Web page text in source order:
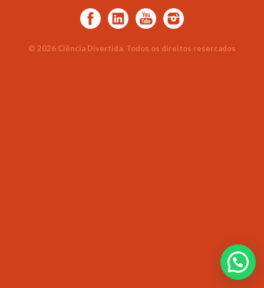
© 2026 Ciência Divertida. Todos os direitos resercados